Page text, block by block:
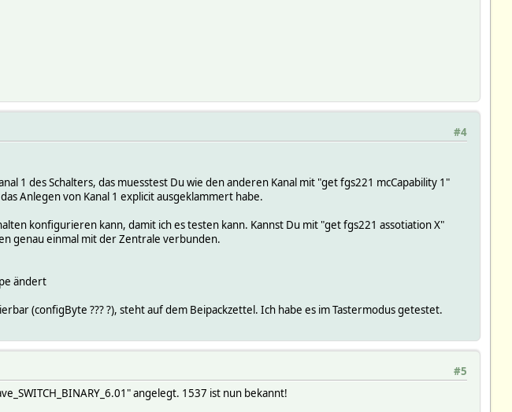
#4
1 des Schalters, das muesstest Du wie den anderen Kanal mit "get fgs221 mcCapability 1"
Anlegen von Kanal 1 explicit ausgeklammert habe.
konfigurieren kann, damit ich es testen kann. Kannst Du mit "get fgs221 assotiation X"
genau einmal mit der Zentrale verbunden.
ändert
(configByte ??? ?), steht auf dem Beipackzettel. Ich habe es im Tastermodus getestet.
#5
angelegt. 1537 ist nun bekannt!